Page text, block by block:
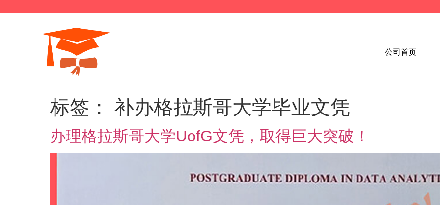
公司首页
标签： 补办格拉斯哥大学毕业文凭
办理格拉斯哥大学UofG文凭，取得巨大突破！